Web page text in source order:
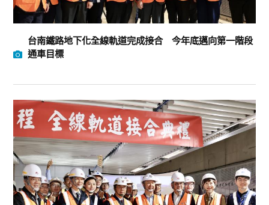
台南鐵路地下化全線軌道完成接合 今年底邁向第一階段
通車目標